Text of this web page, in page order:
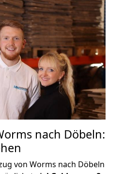
nach Döbeln:
von Worms nach Döbeln